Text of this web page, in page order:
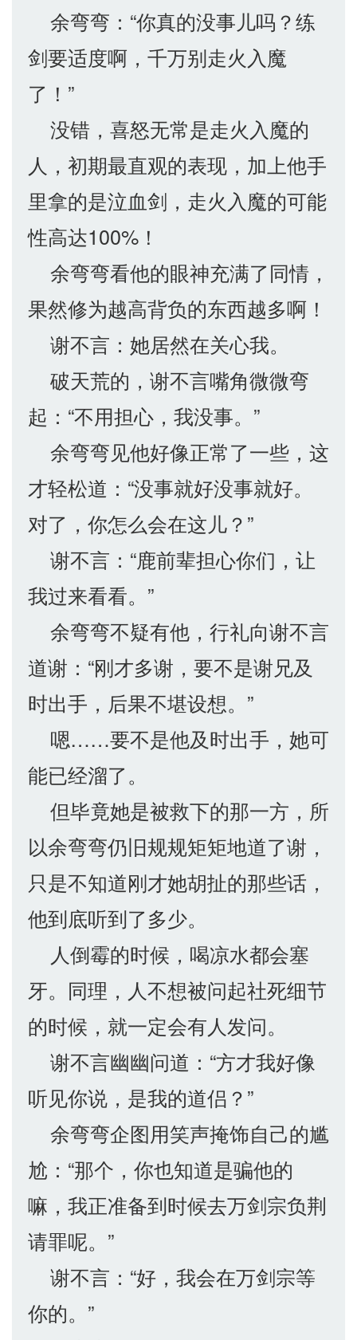
余弯弯：“你真的没事儿吗？练
剑要适度啊，千万别走火入魔
了！”
没错，喜怒无常是走火入魔的
人，初期最直观的表现，加上他手
里拿的是泣血剑，走火入魔的可能
性高达100%！
余弯弯看他的眼神充满了同情，
果然修为越高背负的东西越多啊！
谢不言：她居然在关心我。
破天荒的，谢不言嘴角微微弯
起：“不用担心，我没事。”
余弯弯见他好像正常了一些，这
才轻松道：“没事就好没事就好。
对了，你怎么会在这儿？”
谢不言：“鹿前辈担心你们，让
我过来看看。”
余弯弯不疑有他，行礼向谢不言
道谢：“刚才多谢，要不是谢兄及
时出手，后果不堪设想。”
嗯……要不是他及时出手，她可
能已经溜了。
但毕竟她是被救下的那一方，所
以余弯弯仍旧规规矩矩地道了谢，
只是不知道刚才她胡扯的那些话，
他到底听到了多少。
人倒霉的时候，喝凉水都会塞
牙。同理，人不想被问起社死细节
的时候，就一定会有人发问。
谢不言幽幽问道：“方才我好像
听见你说，是我的道侣？”
余弯弯企图用笑声掩饰自己的尴
尬：“那个，你也知道是骗他的
嘛，我正准备到时候去万剑宗负荆
请罪呢。”
谢不言：“好，我会在万剑宗等
你的。”